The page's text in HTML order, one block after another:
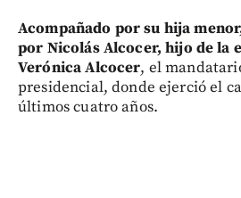
Acompañado por su hija
por Nicolás Alcocer, hijo de la
Verónica Alcocer, el
presidencial, donde ejerció el
últimos cuatro años.